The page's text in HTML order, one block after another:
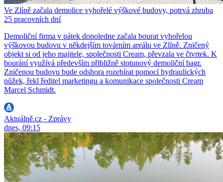
Ve Zlíně začala demolice vyhořelé výškové budovy, potrvá zhruba
25 pracovních dní
Demoliční firma v pátek dopoledne začala bourat vyhořelou
výškovou budovu v někdejším továrním areálu ve Zlíně. Zničený
objekt si od jeho majitele, společnosti Cream, převzala ve čtvrtek. K
bourání využívá především přibližně stotunový demoliční bagr.
Zničenou budovu bude odshora rozebírat pomocí hydraulických
nůžek, řekl ředitel marketingu a komunikace společnosti Cream
Marcel Schmidt.
Aktuálně.cz - Zprávy
dnes, 09:15